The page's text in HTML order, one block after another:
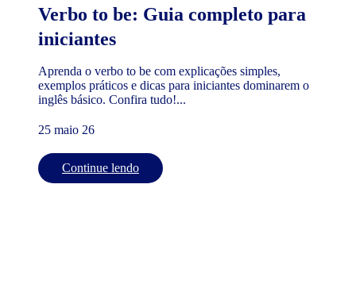
Verbo to be: Guia completo para
iniciantes
Aprenda o verbo to be com explicações simples,
exemplos práticos e dicas para iniciantes dominarem o
inglês básico. Confira tudo!...
25 maio 26
Continue lendo